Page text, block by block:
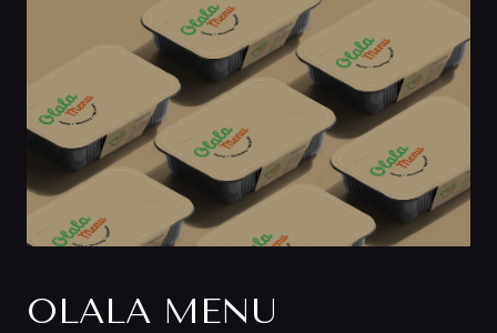
OLALA MENU